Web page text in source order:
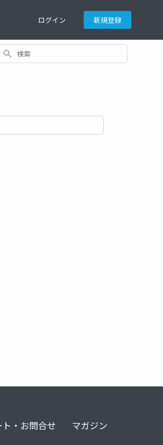
ログイン 新規登録
索
・お問合せ マガジン